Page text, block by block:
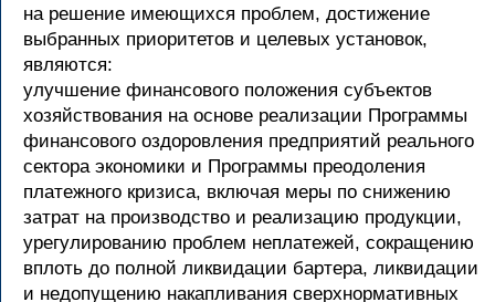
на решение имеющихся проблем, достижение
выбранных приоритетов и целевых установок,
являются:
улучшение финансового положения субъектов
хозяйствования на основе реализации Программы
финансового оздоровления предприятий реального
сектора экономики и Программы преодоления
платежного кризиса, включая меры по снижению
затрат на производство и реализацию продукции,
урегулированию проблем неплатежей, сокращению
вплоть до полной ликвидации бартера, ликвидации
и недопущению накапливания сверхнормативных